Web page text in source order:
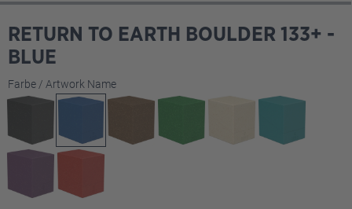
RETURN TO EARTH BOULDER 133+ -
BLUE
Farbe / Artwork Nameauswählen